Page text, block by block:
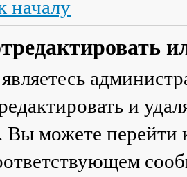
началу
и
Вы можете перейти